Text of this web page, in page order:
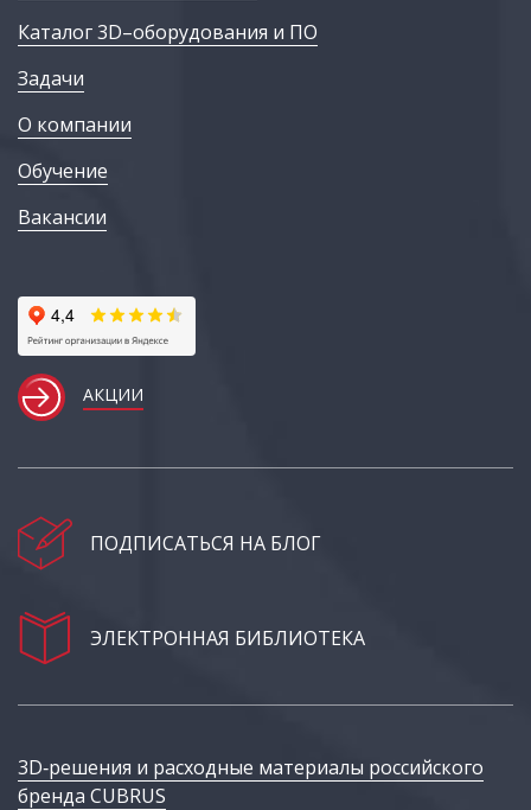
Каталог 3D–оборудования и ПО
Задачи
О компании
Обучение
Вакансии
АКЦИИ
ПОДПИСАТЬСЯ НА БЛОГ
ЭЛЕКТРОННАЯ БИБЛИОТЕКА
3D‑решения и расходные материалы российского
бренда CUBRUS